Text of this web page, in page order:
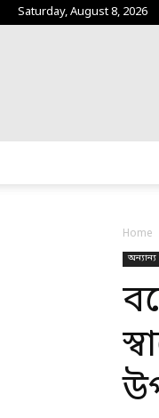
Saturday, August 8, 2026
Home
অন্যান্য